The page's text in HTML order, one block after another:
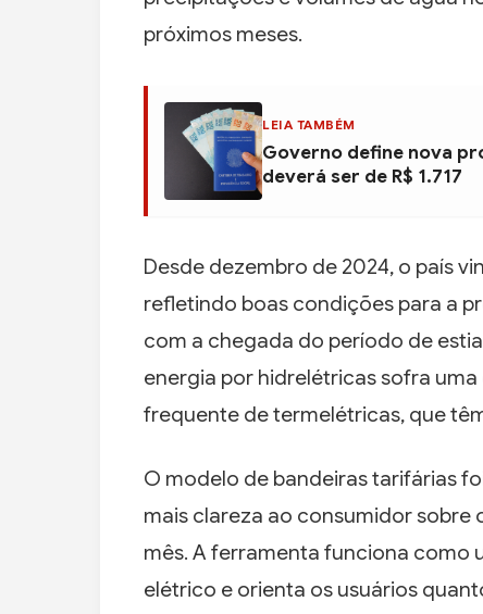
próximos meses.
LEIA TAMBÉM
Governo define nova
deverá ser de R$ 1.717
Desde dezembro de 2024, o país
refletindo boas condições para a
com a chegada do período de
energia por hidrelétricas sofra
frequente de termelétricas, que
O modelo de bandeiras tarifárias
mais clareza ao consumidor sobre
mês. A ferramenta funciona como
elétrico e orienta os usuários